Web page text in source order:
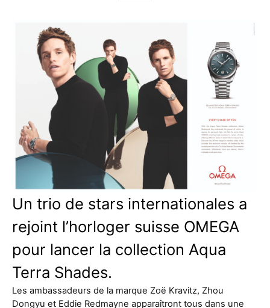
Un trio de stars internationales a
rejoint l’horloger suisse OMEGA
pour lancer la collection Aqua
Terra Shades.
Les ambassadeurs de la marque Zoë Kravitz, Zhou
Dongyu et Eddie Redmayne apparaîtront tous dans une